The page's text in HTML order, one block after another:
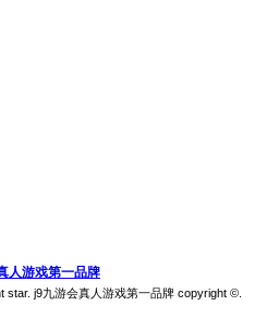
人游戏第一品牌
star. j9九游会真人游戏第一品牌 copyright ©.